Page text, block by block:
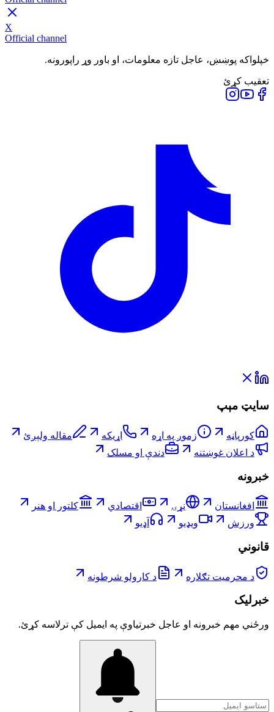
X
Official channel
خپلواکه پوښښ، عاجل تازه معلومات، او باور وړ راپورونه.
تعقیب کړئ
سایټ مېپ
کورپاڼه زموږ په اړه اړیکه
مقاله ولېږئ
د اعلان غوښتنه
دندې او مسلک
خبرونه
افغانستان نړۍ اقتصادي
کلتور او هنر
ورزش
ویډیو آډیو
قانوني
د محرمیت تګلاره د کارولو شرطونه
خبرلیک
ورځني مهم خبرونه او عاجل خبرتیاوې په ایمیل کې ترلاسه کړئ.